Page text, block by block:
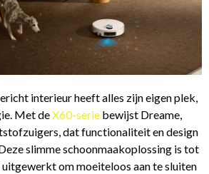
interieur heeft alles zijn eigen plek,
Met deX60-serie bewijst Dreame,
dat functionaliteit en design
slimme schoonmaakoplossing is tot
om moeiteloos aan te sluiten